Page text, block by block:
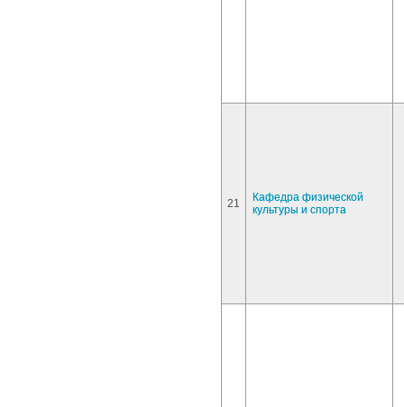
21
Кафедра физической
культуры и спорта